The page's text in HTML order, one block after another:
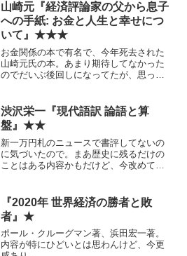
山崎元『経済評論家の父から息子
への手紙: お金と人生と幸せにつ
いて』★★★
お金関係の本で有名で、今年死去された
山崎元氏の本。あまり期待してなかった
のでだいぶ後回しになってたが、思って
にざっと知っておいてほしいと思うよう
な内容が、かなり圧縮して...
渋沢栄一『現代語訳 論語と算
盤』★★
新一万円札のニュースで書評してないの
に気づいたので。まあ歴史に残るだけの
ことはある内容かもだけど、今改めて薦
う人ならありか？
『2020年 世界経済の勝者と敗
者』★
ポール・クルーグマン著、浜田宏一著。
内容が特にひどいとは思わんけど、今更